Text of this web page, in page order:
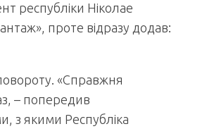
республіки Ніколае
проте відразу додав:
«Справжня
– попередив
з якими Республіка